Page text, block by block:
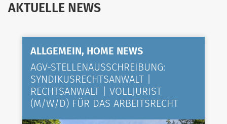
AKTUELLE NEWS
ALLGEMEIN, HOME NEWS
AGV-STELLENAUSSCHREIBUNG:
SYNDIKUSRECHTSANWALT |
RECHTSANWALT | VOLLJURIST
(M/W/D) FÜR DAS ARBEITSRECHT